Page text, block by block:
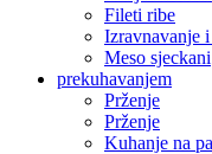
Fileti ribe
Izravnavanje
Meso sjeckani
prekuhavanjem
Prženje
Prženje
Kuhanje na